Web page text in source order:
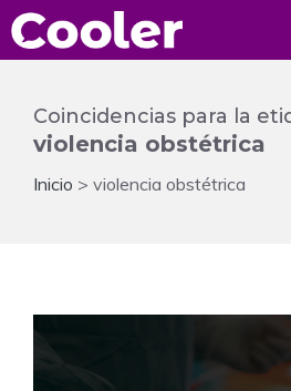
Saltar
al
Coincidencias para la
violencia obstétrica
Inicio > violencia obstétrica